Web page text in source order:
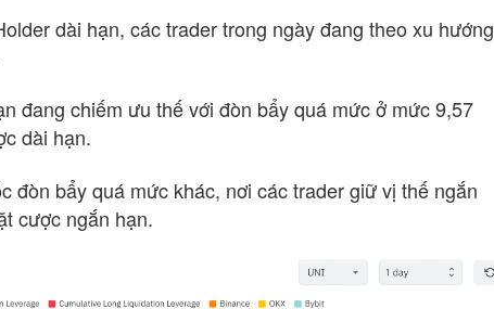
dài hạn, các trader trong ngày đang theo xu hướng
đang chiếm ưu thế với đòn bẩy quá mức ở mức 9,57
dài hạn.
đòn bẩy quá mức khác, nơi các trader giữ vị thế ngắn
cược ngắn hạn.